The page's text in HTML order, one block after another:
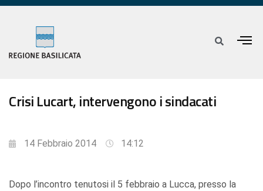
Crisi Lucart, intervengono i sindacati
14 Febbraio 2014 14:12
Dopo l’incontro tenutosi il 5 febbraio a Lucca, presso la